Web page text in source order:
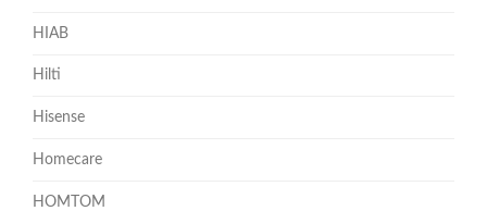
HIAB
Hilti
Hisense
Homecare
HOMTOM